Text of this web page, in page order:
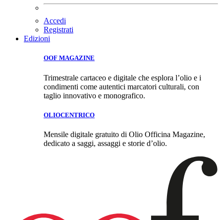
Accedi
Registrati
Edizioni
OOF MAGAZINE
Trimestrale cartaceo e digitale che esplora l’olio e i
condimenti come autentici marcatori culturali, con
taglio innovativo e monografico.
OLIOCENTRICO
Mensile digitale gratuito di Olio Officina Magazine,
dedicato a saggi, assaggi e storie d’olio.